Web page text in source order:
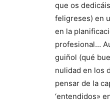
que os
feligreses) en
en la
profesional…
guiñol (qué
nulidad en los
pensar de la
‘entendidos»